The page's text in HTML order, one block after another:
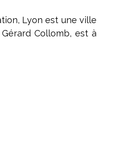
Lyon est une ville
Collomb, est à